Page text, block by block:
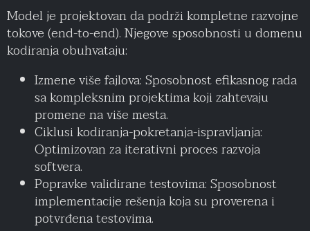
Model je projektovan da podrži kompletne razvojne
tokove (end-to-end). Njegove sposobnosti u domenu
kodiranja obuhvataju:
Izmene više fajlova: Sposobnost efikasnog rada
sa kompleksnim projektima koji zahtevaju
promene na više mesta.
Ciklusi kodiranja-pokretanja-ispravljanja:
Optimizovan za iterativni proces razvoja
softvera.
Popravke validirane testovima: Sposobnost
implementacije rešenja koja su proverena i
potvrđena testovima.